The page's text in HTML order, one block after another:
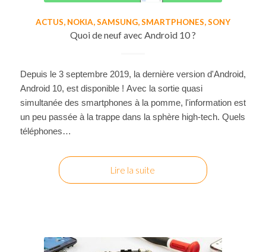
ACTUS, NOKIA,SAMSUNG,SMARTPHONES,SONY
Quoi de neuf avec Android 10 ?
Depuis le 3 septembre 2019, la dernière version d'Android,
Android 10, est disponible ! Avec la sortie quasi
simultanée des smartphones à la pomme, l'information est
un peu passée à la trappe dans la sphère high-tech. Quels
téléphones…
Lire la suite